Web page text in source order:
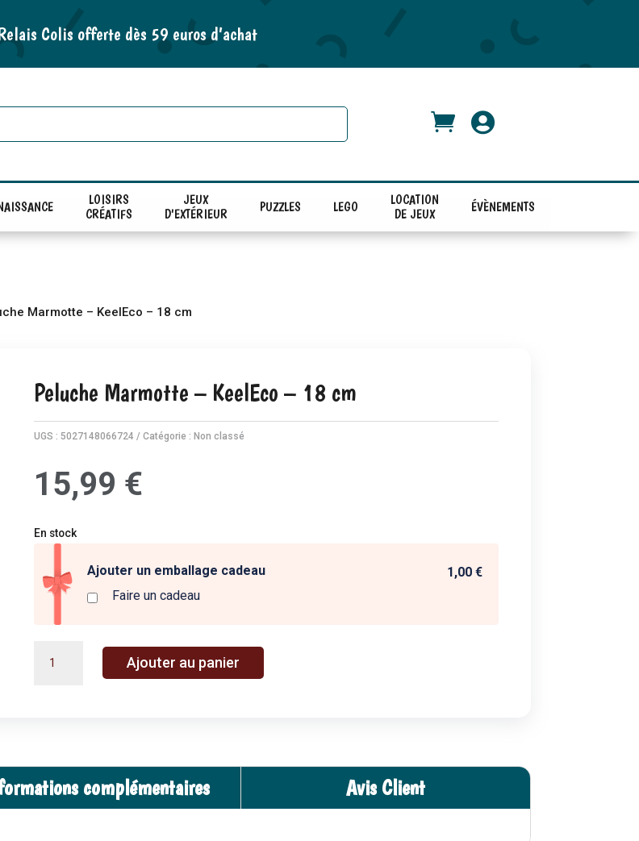
Colis offerte dès 59 euros d’achat
 
LOISIRS
CRÉATIFS
JEUX
D'EXTÉRIEUR
PUZZLES LEGO
LOCATION
DE JEUX
ÉVÈNEMENTS
Marmotte – KeelEco – 18 cm
Peluche Marmotte – KeelEco – 18 cm
UGS : 5027148066724 Catégorie : Non classé
15,99 €
En stock
Ajouter un emballage cadeau
Faire un cadeau
1,00 €
-
18
cm
Ajouter au panier
A
a
i
complémentaires Avis Client